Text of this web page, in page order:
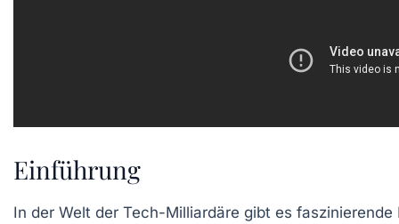
Einführung
In der Welt der Tech-Milliardäre gibt es